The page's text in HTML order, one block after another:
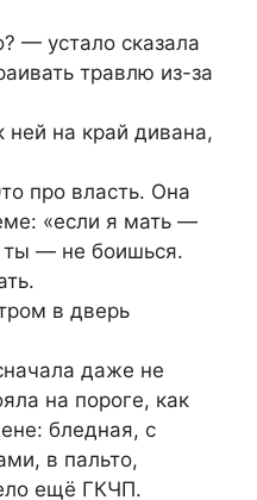
— устало сказала
травлю из-за
ней на край дивана,
про власть. Она
«если я мать —
ты — не боишься.
в дверь
даже не
на пороге, как
бледная, с
в пальто,
ещё ГКЧП.